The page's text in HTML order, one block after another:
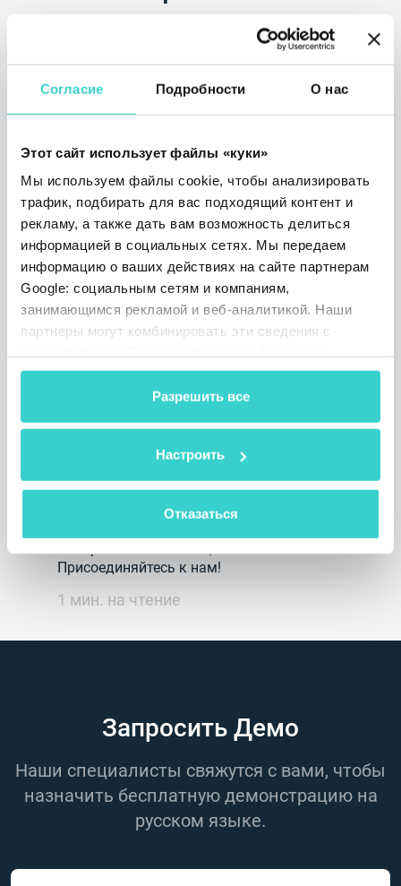
Согласие Подробности О нас
Этот сайт использует файлы «куки»
Мы используем файлы cookie, чтобы анализировать
трафик, подбирать для вас подходящий контент и
рекламу, а также дать вам возможность делиться
информацией в социальных сетях. Мы передаем
информацию о ваших действиях на сайте партнерам
Google: социальным сетям и компаниям,
занимающимся рекламой и веб-аналитикой. Наши
партнеры могут комбинировать эти сведения с
данными, которые они получили при использовании
Разрешить все
Настроить
Отказаться
понедельник 14 июля 2025
В июле мы приняли участие в
MobileDisrupt и презентовали робота
Reeva. Делимся впечатлениями и
NSYS Group на Mobile Disrupt
2025
понедельник 30 июня 2025
NSYS Group Team
8 и 9 июля 2025 года NSYS Group
Присоединяйтесь к нам!
1 мин. на чтение
Запросить Демо
Наши специалисты свяжутся с вами, чтобы
назначить бесплатную демонстрацию на
русском языке.